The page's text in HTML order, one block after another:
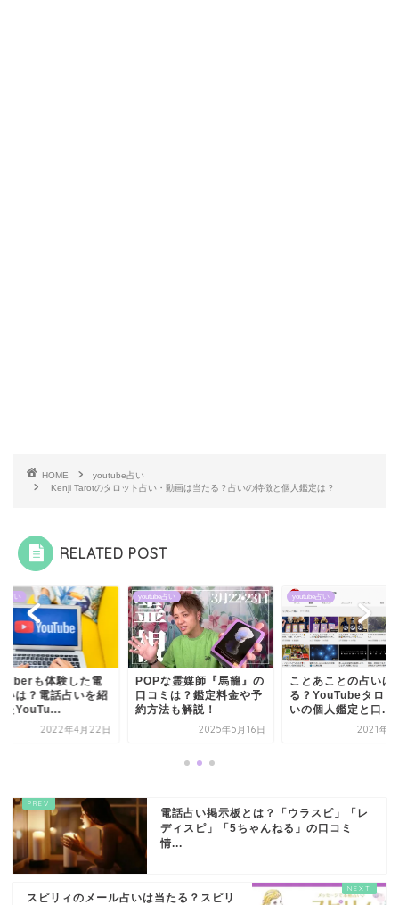
HOME
youtube占い
Kenji Tarotのタロット占い・動画は当たる？占いの特徴と個人鑑定は？
RELATED POST
占い
な霊媒師『馬籠』の
ミは？鑑定料金や予
法も解説！
2025年5月16日
youtube占い
ことあことの占いは当た
る？YouTubeタロット占
いの個人鑑定と口...
2021年6月2日
youtube占い
youtuberも体験し
話占いは？電話占い
介したYouTu...
2022年4
電話占い掲示板とは？「ウラスピ」「レ
ディスピ」「5ちゃんねる」の口コミ
情...
スピリィのメール占いは当たる？スピリ